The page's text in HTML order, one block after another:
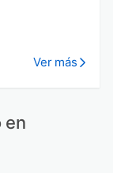
Ver más
en